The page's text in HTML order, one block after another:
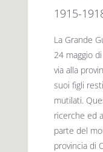
i fuori collana
1915-
La Grande
24 maggio
via alla
suoi figli
mutilati.
ricerche ed
parte del
provincia di